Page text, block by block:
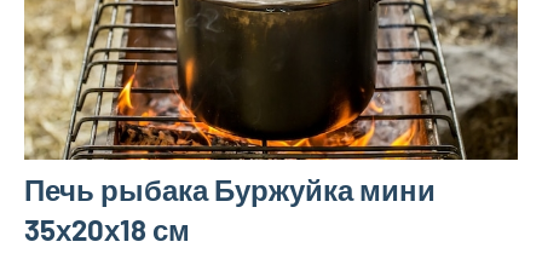
Печь рыбака Буржуйка мини
35х20х18 см